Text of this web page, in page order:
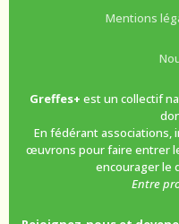
Mentions
Greffes+ est un collectif
En fédérant associations,
œuvrons pour faire entrer
encourager le
Entre